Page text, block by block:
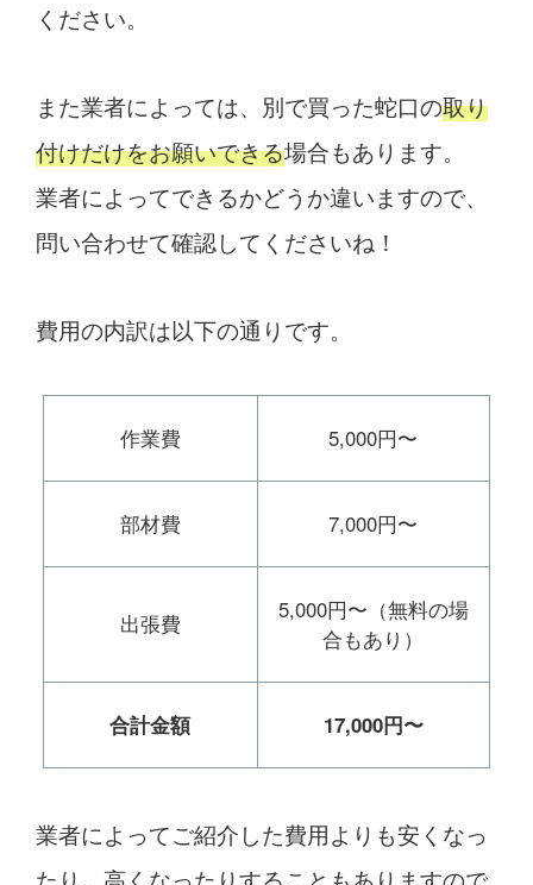
ください。
また業者によっては、別で買った蛇口の取り
付けだけをお願いできる場合もあります。
業者によってできるかどうか違いますので、
問い合わせて確認してくださいね！
費用の内訳は以下の通りです。
作業費 5,000円〜
部材費 7,000円〜
出張費
5,000円〜（無料の場
合もあり）
合計金額 17,000円〜
業者によってご紹介した費用よりも安くなっ
たり、高くなったりすることもありますので